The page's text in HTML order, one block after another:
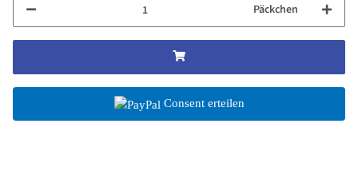
Päckchen
Consent erteilen